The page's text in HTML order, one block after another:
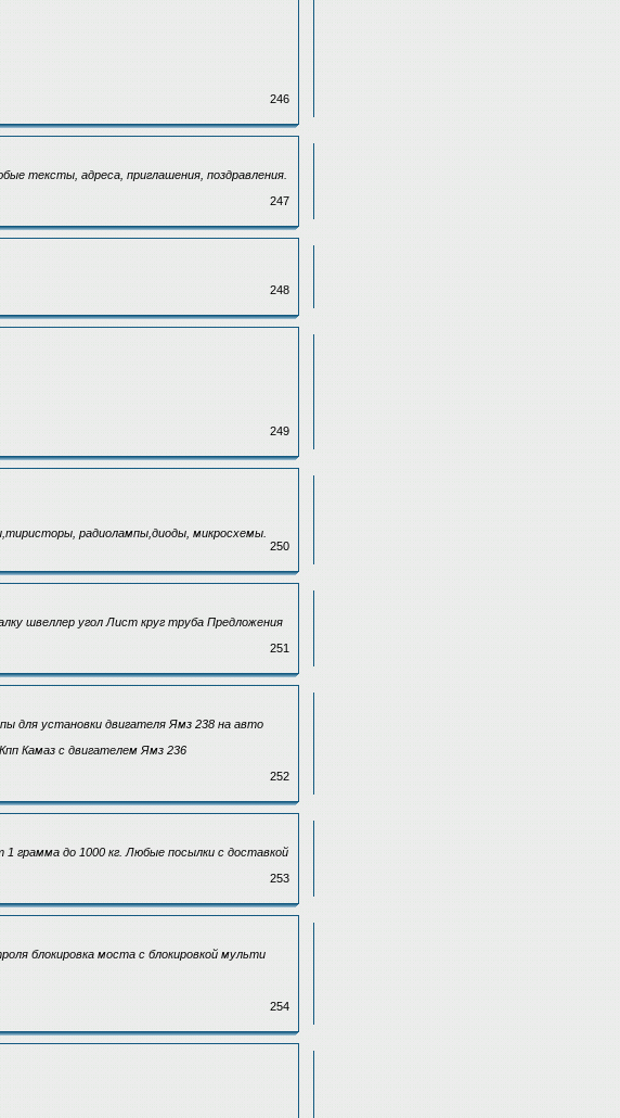
246
тексты, адреса, приглашения, поздравления.
247
248
249
радиолампы,диоды, микросхемы.
250
швеллер угол Лист круг труба Предложения
251
для установки двигателя Ямз 238 на авто
Камаз с двигателем Ямз 236
252
грамма до 1000 кг. Любые посылки с доставкой
253
блокировка моста с блокировкой мульти
254